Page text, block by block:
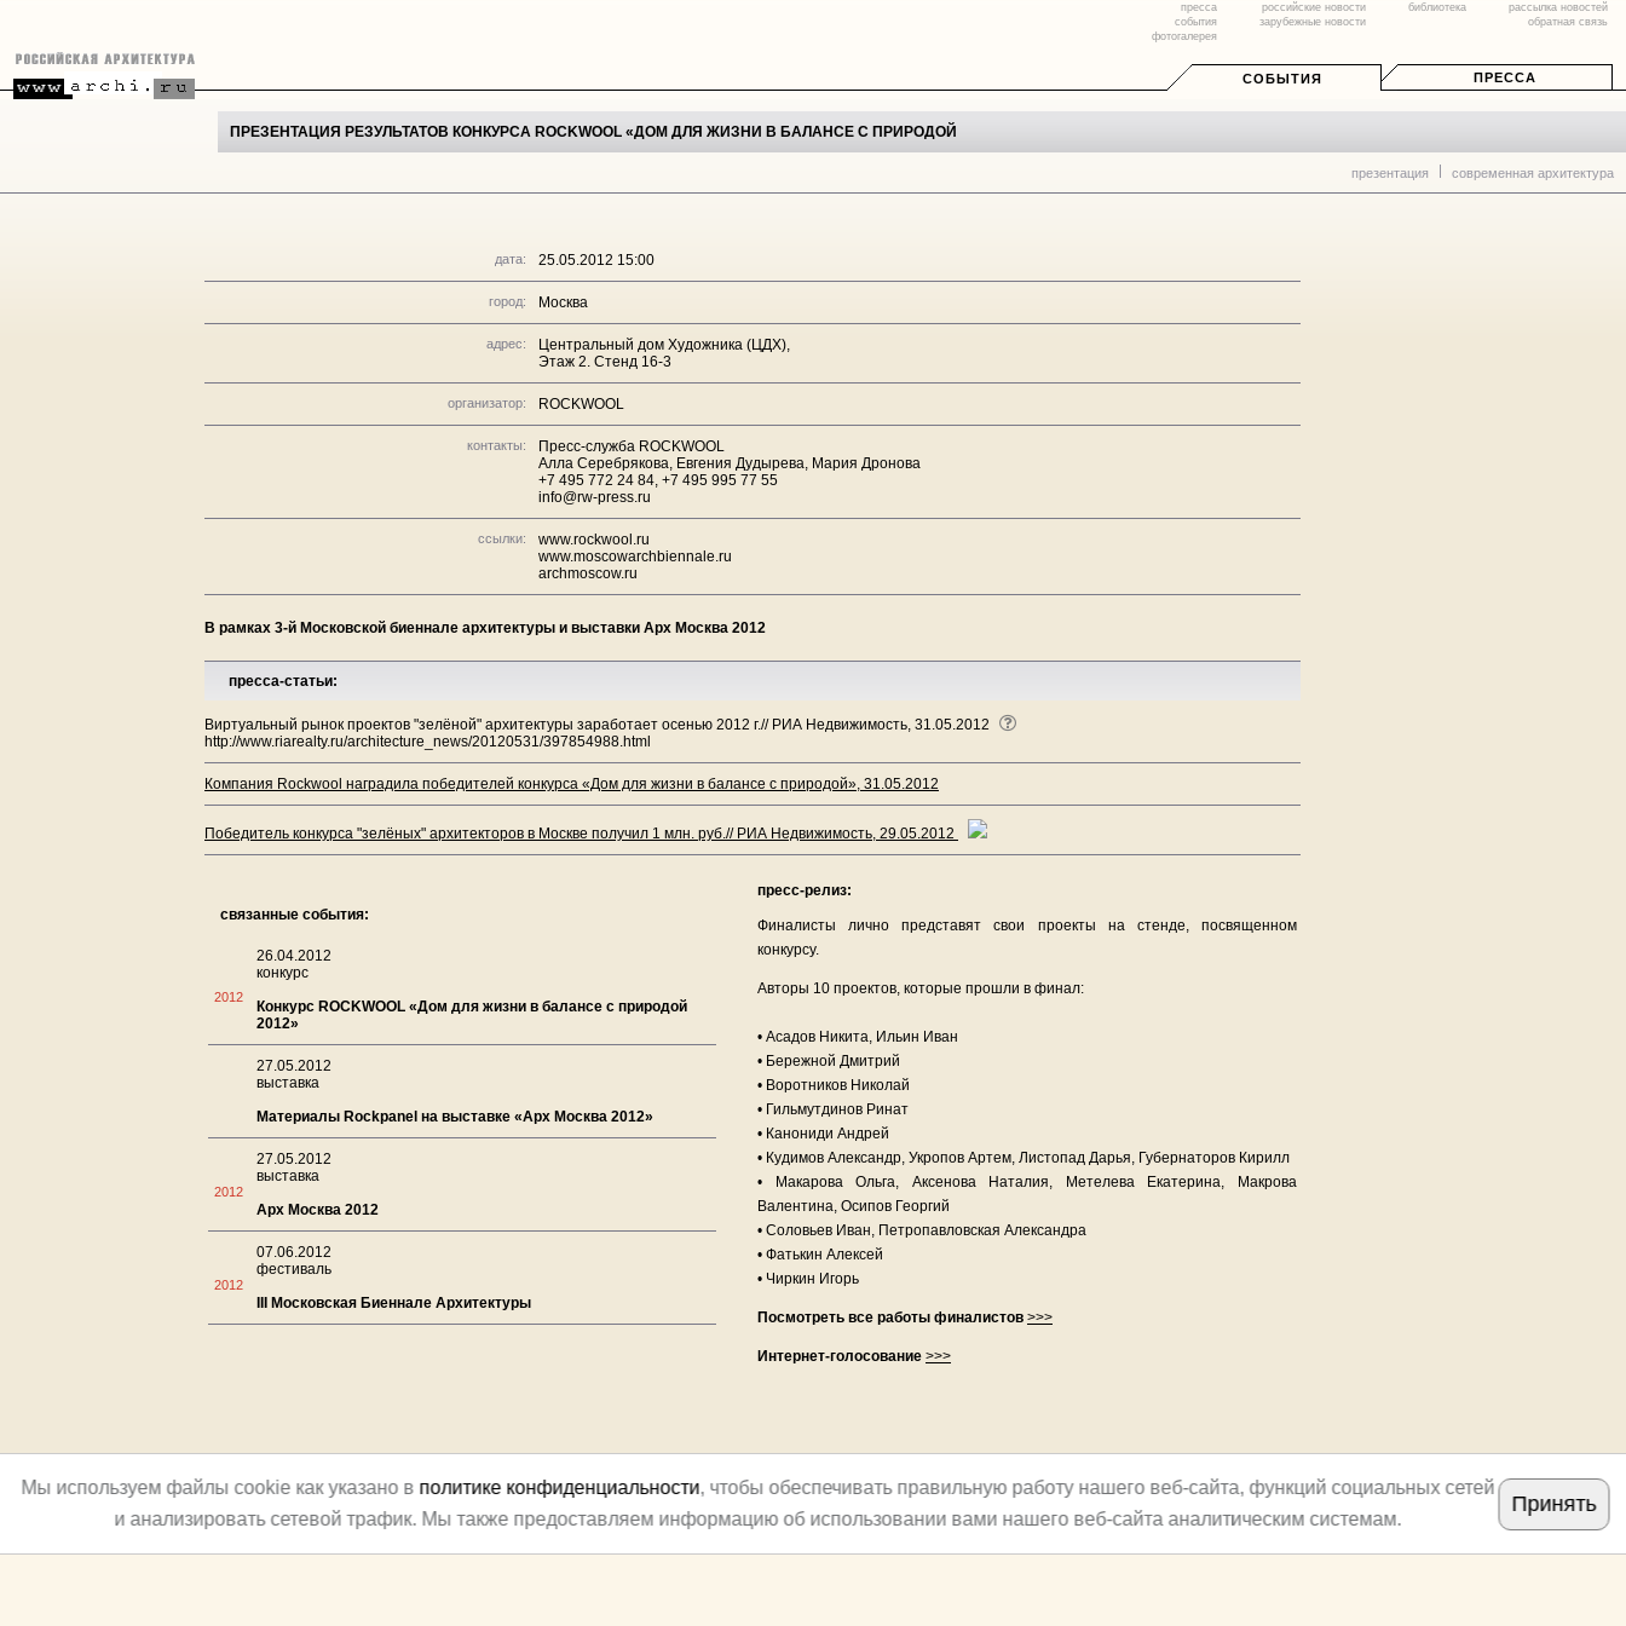
пресса
события
фотогалерея
российские новости
зарубежные новости
библиотека
рассылка новостей
обратная связь
СОБЫТИЯ ПРЕССА
ПРЕЗЕНТАЦИЯ РЕЗУЛЬТАТОВ КОНКУРСА ROCKWOOL «ДОМ ДЛЯ ЖИЗНИ В БАЛАНСЕ С ПРИРОДОЙ
презентация современная архитектура
дата: 25.05.2012 15:00
город: Москва
адрес:
Центральный дом Художника (ЦДХ),
Этаж 2. Стенд 16-3
организатор: ROCKWOOL
контакты:
Пресс-служба ROCKWOOL
Алла Серебрякова, Евгения Дудырева, Мария Дронова
+7 495 772 24 84, +7 495 995 77 55
info@rw-press.ru
ссылки:
www.rockwool.ru
www.moscowarchbiennale.ru
archmoscow.ru
В рамках 3-й Московской биеннале архитектуры и выставки Арх Москва 2012
пресса-статьи:
Виртуальный рынок проектов "зелёной" архитектуры заработает осенью 2012 г.// РИА Недвижимость, 31.05.2012
http://www.riarealty.ru/architecture_news/20120531/397854988.html
Компания Rockwool наградила победителей конкурса «Дом для жизни в балансе с природой», 31.05.2012
Победитель конкурса "зелёных" архитекторов в Москве получил 1 млн. руб.// РИА Недвижимость, 29.05.2012
связанные события:
2012
26.04.2012
конкурс
Конкурс ROCKWOOL «Дом для жизни в балансе с природой
2012»
27.05.2012
выставка
Материалы Rockpanel на выставке «Арх Москва 2012»
2012
27.05.2012
выставка
Арх Москва 2012
2012
07.06.2012
фестиваль
III Московская Биеннале Архитектуры
пресс-релиз:
Финалисты лично представят свои проекты на стенде, посвященном
конкурсу.
Авторы 10 проектов, которые прошли в финал:
• Асадов Никита, Ильин Иван
• Бережной Дмитрий
• Воротников Николай
• Гильмутдинов Ринат
• Канониди Андрей
• Кудимов Александр, Укропов Артем, Листопад Дарья, Губернаторов Кирилл
• Макарова Ольга, Аксенова Наталия, Метелева Екатерина, Макрова
Валентина, Осипов Георгий
• Соловьев Иван, Петропавловская Александра
• Фатькин Алексей
• Чиркин Игорь
Посмотреть все работы финалистов >>>
Интернет-голосование >>>
Мы используем файлы cookie как указано в политике конфиденциальности, чтобы обеспечивать правильную работу нашего веб-сайта, функций социальных сетей
и анализировать сетевой трафик. Мы также предоставляем информацию об использовании вами нашего веб-сайта аналитическим системам.
Принять